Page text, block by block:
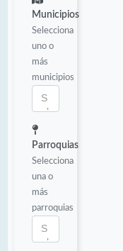
Municipios
Selecciona
uno o
más
municipios
Parroquias
Selecciona
una o
más
parroquias